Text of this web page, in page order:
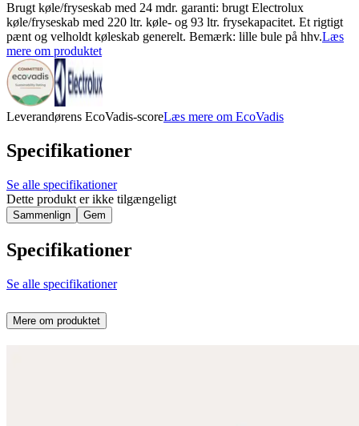
Brugt køle/fryseskab med 24 mdr. garanti: brugt Electrolux
køle/fryseskab med 220 ltr. køle- og 93 ltr. frysekapacitet. Et rigtigt
pænt og velholdt køleskab generelt. Bemærk: lille bule på hhv.Læs
mere om produktet
Leverandørens EcoVadis-scoreLæs mere om EcoVadis
Specifikationer
Se alle specifikationer
Dette produkt er ikke tilgængeligt
Sammenlign Gem
Specifikationer
Se alle specifikationer
Mere om produktet